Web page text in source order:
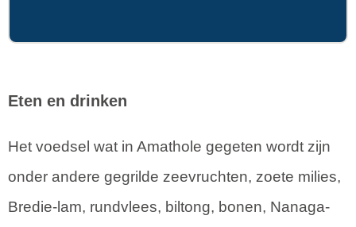
Eten en drinken
Het voedsel wat in Amathole gegeten wordt zijn
onder andere gegrilde zeevruchten, zoete milies,
Bredie-lam, rundvlees, biltong, bonen, Nanaga-